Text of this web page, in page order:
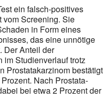
ein falsch-positives
vom Screening. Sie
in Form eines
das eine unnötige
Der Anteil der
im Studienverlauf trotz
Prostatakarzinom bestätigt
Nach Pros­tata­
bei etwa 2 Prozent der